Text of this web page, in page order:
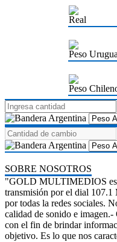
Real
Peso
Peso
SOBRE NOSOTROS
"GOLD MULTIMEDIOS es
transmisión por el dial
por todas la redes sociales.
calidad de sonido e
con el fin de brindar
objetivo. Es lo que nos